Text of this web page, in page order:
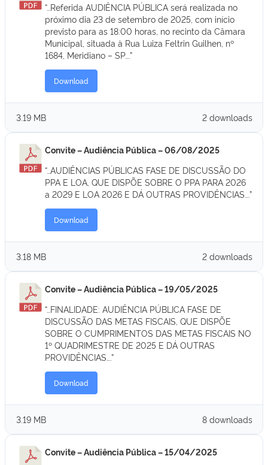
“…Referida AUDIÊNCIA PÚBLICA será realizada no
próximo dia 23 de setembro de 2025, com início
previsto para as 18:00 horas, no recinto da Câmara
Municipal, situada à Rua Luiza Feltrin Guilhen, nº
1684, Meridiano – SP….”
Download
2 downloads
3.19 MB
Convite – Audiência Pública – 06/08/2025
“…AUDIÊNCIAS PÚBLICAS FASE DE DISCUSSÃO DO
PPA E LOA, QUE DISPÕE SOBRE O PPA PARA 2026
a 2029 E LOA 2026 E DÁ OUTRAS PROVIDÊNCIAS….”
Download
2 downloads
3.18 MB
Convite – Audiência Pública – 19/05/2025
“…FINALIDADE: AUDIÊNCIA PÚBLICA FASE DE
DISCUSSÃO DAS METAS FISCAIS, QUE DISPÕE
SOBRE O CUMPRIMENTOS DAS METAS FISCAIS NO
1º QUADRIMESTRE DE 2025 E DÁ OUTRAS
PROVIDÊNCIAS….”
Download
8 downloads
3.19 MB
Convite – Audiência Pública – 15/04/2025